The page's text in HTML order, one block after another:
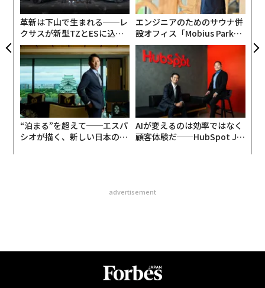
革新は下山で生まれる──レ
クサスが新型TZとESに込め
た「DISCOVER」の哲学
エンジニアのためのサウナ併
設オフィス「Mobius Park」
がオープン──タマディック
が健康経営を徹底する理由
“泊まる”を超えて──エスパ
シオが描く、新しい日本のラ
AIが変えるのは効率ではなく
顧客体験だ──HubSpot Ja
advertisement